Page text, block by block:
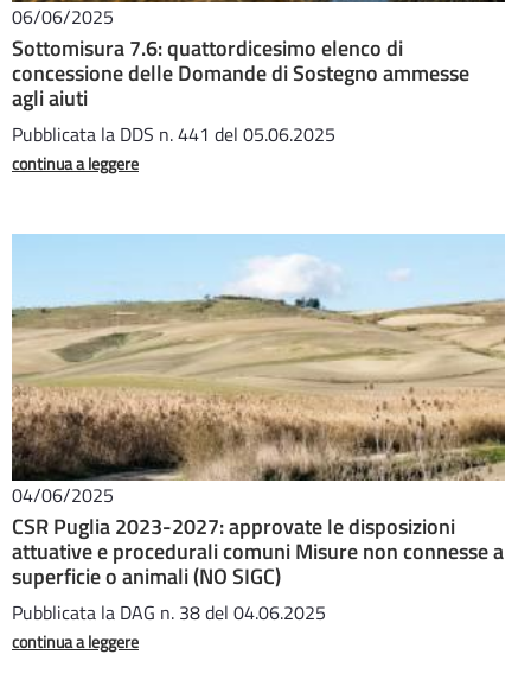
06/06/2025
Sottomisura 7.6: quattordicesimo elenco di
concessione delle Domande di Sostegno ammesse
agli aiuti
Pubblicata la DDS n. 441 del 05.06.2025
continua a leggere
04/06/2025
CSR Puglia 2023-2027: approvate le disposizioni
attuative e procedurali comuni Misure non connesse a
superficie o animali (NO SIGC)
Pubblicata la DAG n. 38 del 04.06.2025
continua a leggere